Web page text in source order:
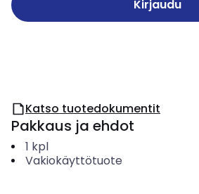
Kirjaudu
Katso tuotedokumentit
Pakkaus ja ehdot
1 kpl
Vakiokäyttötuote